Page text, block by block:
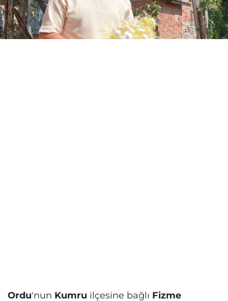
Ordu'nun Kumru ilçesine bağlı Fizme